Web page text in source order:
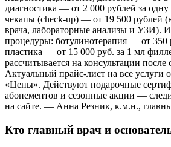
диагностика — от 2 000 рублей за
чекапы (check-up) — от 19 500 рублей
врача, лабораторные анализы и УЗИ).
процедуры: ботулинотерапия — от 350
пластика — от 15 000 руб. за 1 мл
рассчитывается на консультации после
Актуальный прайс-лист на все услуги
«Цены». Действуют подарочные
абонементов и сезонные акции —
на сайте. — Анна Резник, к.м.н.,
Кто главный врач и